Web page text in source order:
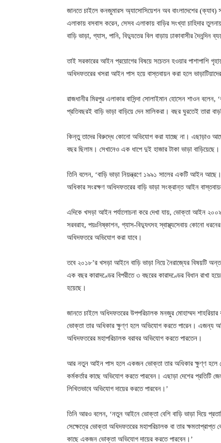
জানতে চাইলে কনজুমারস অ্যাসোসিয়েশন অব বাংলাদেশের
এলাকায় বসবাস করেন, সেসব এলাকায় বাড়ির সংখ্যা চাহিদার
বাড়ি ভাড়া, গ্যাস, পানি, বিদ্যুতের বিল বাড়ায় ঢাকাবাসীর
তাই সরকারের আইন প্রয়োগের বিষয়ে সচেতন হওয়ার পাশাপাশি
অধিদফতরের খসরা আইন পাস হয়ে বাস্তবায়ন করা হলে
রাজধানীর মিরপুর এলাকার বাসিন্দা সোলাইমান হোসেন শাওন
প্রতিবছরই বাড়ি ভাড়া বাড়িয়ে দেন মালিকরা। বছর ঘুরতেই তারা
কিন্তু তাদের বিরুদ্ধে কোনো অভিযোগ করা যাচ্ছে না। এছাড়াও
বছর ছিলাম। সেখানেও এক ধাপে দুই হাজার টাকা ভাড়া
তিনি বলেন, ‘বাড়ি ভাড়া নিয়ন্ত্রণে ১৯৯১ সালের একটি আইন
অধিকার সংরক্ষণ অধিদফতরের বাড়ি ভাড়া সংক্রান্ত আইন
এদিকে খসড়া আইন পর্যালোচনা করে দেখা যায়, ভোক্তা আইন
সরবরাহ, পয়ঃনিষ্কাশন, গ্যাস-বিদ্যুৎসহ স্বাস্থ্যসেবায় কোনো
অধিদফতরে অভিযোগ করা যাবে।
তবে ২০১৮’র খসড়া আইনে বাড়ি ভাড়া নিয়ে নৈরাজ্যের বিষয়টি
এক বছর কারাদণ্ডের বিপরীতে ৩ বছরের কারাদণ্ডের বিধান রাখা
হয়েছে।
জানতে চাইলে অধিদফতরের উপপরিচালক মনজুর মোহাম্মদ
ভোক্তা তার অধিকার ক্ষুণ্ণ হলে অভিযোগ করতে পারেন। এজন্য
অধিদফতরের মহাপরিচালক বরাবর অভিযোগ করতে পারতেন।
আর নতুন আইন পাস হলে একজন ভোক্তা তার অধিকার ক্ষুণ্ণ হলে
কর্মকর্তার কাছে অভিযোগ করতে পারবেন। এছাড়া দেশের প্রতিটি
লিখিতভাবে অভিযোগ দায়ের করতে পারবেন।’
তিনি আরও বলেন, ‘নতুন আইনে ভোক্তা বেশি বাড়ি ভাড়া দিয়ে
সেক্ষেত্রে ভোক্তা অধিদফতরের মহাপরিচালক বা তার ক্ষমতাপ্রাপ্ত
কাছে একজন ভোক্তা অভিযোগ দায়ের করতে পারবেন।’